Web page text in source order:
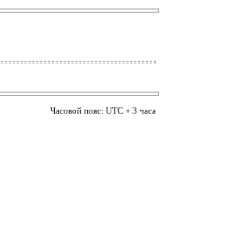
Часовой пояс: UTC + 3 часа